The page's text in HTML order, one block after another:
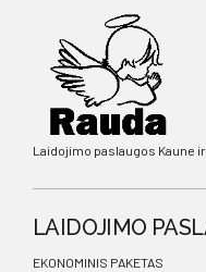
Laidojimo paslaugos Kaune
LAIDOJIMO
EKONOMINIS PAKETAS